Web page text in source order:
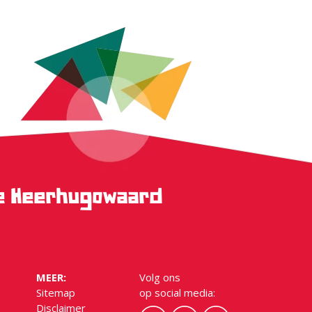
Heerhugowaard
MEER:
Sitemap
Disclaimer
Volg ons
op social media: